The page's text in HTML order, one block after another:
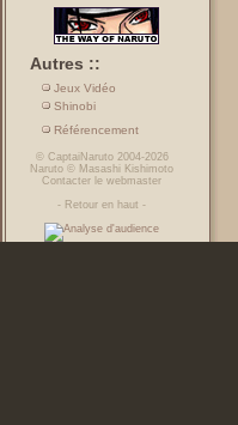
Autres ::
Jeux Vidéo
Shinobi
Référencement
© CaptaiNaruto2004-2026
Naruto © Masashi Kishimoto
Contacter le webmaster
- Retour en haut -